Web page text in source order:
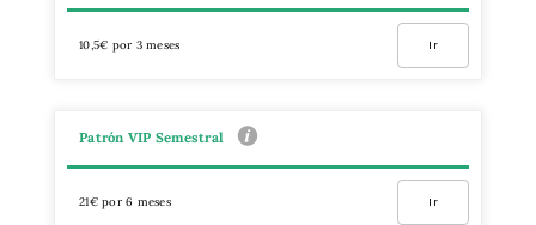
10,5€ por 3 meses Ir
Patrón VIP Semestral
21€ por 6 meses Ir